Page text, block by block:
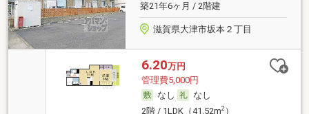
築21年6ヶ月 / 2階建
滋賀県大津市坂本２丁目
6.20万円
管理費5,000円
なし
なし
2階 / 1LDK（41.52m2）